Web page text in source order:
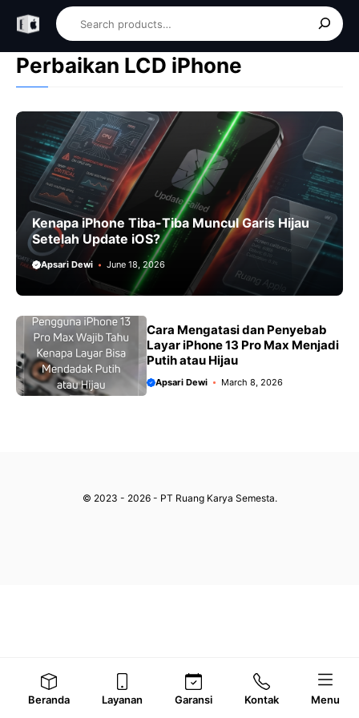
content
Perbaikan LCD iPhone
Kenapa iPhone Tiba-Tiba Muncul Garis Hijau
Setelah Update iOS?
Apsari Dewi June 18, 2026
Cara Mengatasi dan Penyebab
Layar iPhone 13 Pro Max Menjadi
Putih atau Hijau
Apsari Dewi March 8, 2026
© 2023 - 2026 - PT Ruang Karya Semesta.
Beranda Layanan Garansi Kontak Menu